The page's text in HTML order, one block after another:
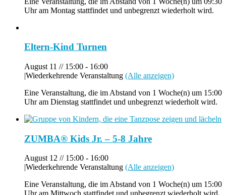
Uhr am Montag stattfindet und unbegrenzt wiederholt wird.
Eltern-Kind Turnen
August 11 // 15:00 - 16:00
|Wiederkehrende Veranstaltung (Alle anzeigen)
Eine Veranstaltung, die im Abstand von 1 Woche(n) um 15:00
Uhr am Dienstag stattfindet und unbegrenzt wiederholt wird.
ZUMBA® Kids Jr. – 5-8 Jahre
August 12 // 15:00 - 16:00
|Wiederkehrende Veranstaltung (Alle anzeigen)
Eine Veranstaltung, die im Abstand von 1 Woche(n) um 15:00